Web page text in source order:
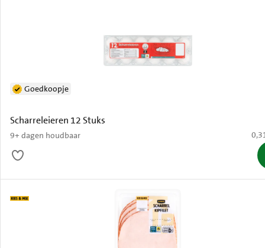
Scharreleieren 12 Stuks
9+ dagen houdbaar
Goedkoopje
€